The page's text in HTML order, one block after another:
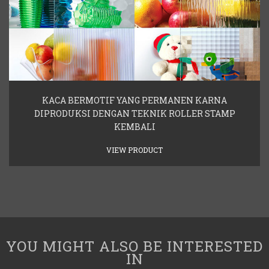
KACA BERMOTIF YANG PERMANEN KARNA
DIPRODUKSI DENGAN TEKNIK ROLLER STAMP
KEMBALI
VIEW PRODUCT
YOU MIGHT ALSO BE INTERESTED
IN